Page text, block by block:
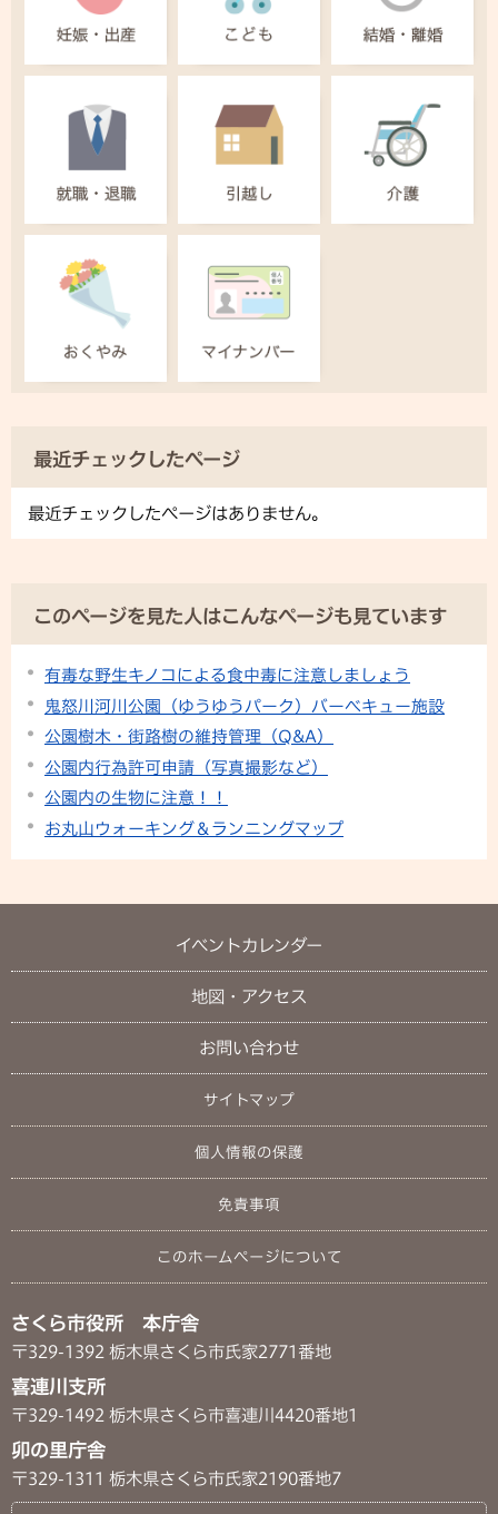
最近チェックしたページ
最近チェックしたページはありません。
このページを見た人はこんなページも見ています
有毒な野生キノコによる食中毒に注意しましょう
鬼怒川河川公園（ゆうゆうパーク）バーベキュー施設
公園樹木・街路樹の維持管理（Q&A）
公園内行為許可申請（写真撮影など）
公園内の生物に注意！！
お丸山ウォーキング＆ランニングマップ
イベントカレンダー
地図・アクセス
お問い合わせ
サイトマップ
個人情報の保護
免責事項
このホームページについて
さくら市役所 本庁舎
〒329-1392 栃木県さくら市氏家2771番地
喜連川支所
〒329-1492 栃木県さくら市喜連川4420番地1
卯の里庁舎
〒329-1311 栃木県さくら市氏家2190番地7